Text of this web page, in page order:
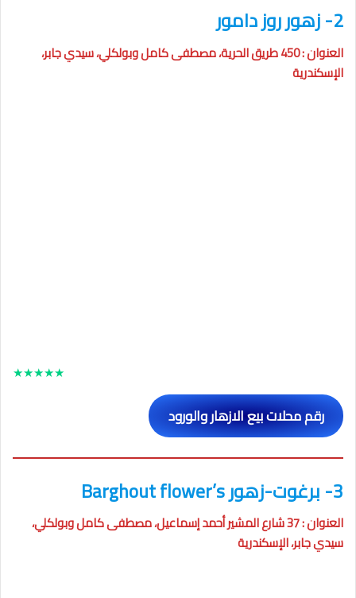
2- زهور روز دامور
العنوان : 450 طريق الحرية، مصطفى كامل وبولكلي، سيدي جابر،
الإسكندرية
★
★
★
★
★
رقم محلات بيع الازهار والورود
3- برغوت-زهور Barghout flower’s
العنوان : 37 شارع المشير أحمد إسماعيل، مصطفى كامل وبولكلي،
سيدي جابر، الإسكندرية